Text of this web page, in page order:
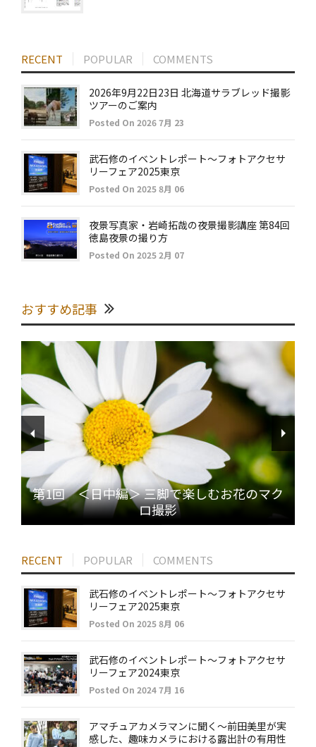
RECENT POPULAR COMMENTS
2026年9月22日23日 北海道サラブレッド撮影
ツアーのご案内
Posted On 2026 7月 23
武石修のイベントレポート～フォトアクセサ
リーフェア2025東京
Posted On 2025 8月 06
夜景写真家・岩崎拓哉の夜景撮影講座 第84回
徳島夜景の撮り方
Posted On 2025 2月 07
おすすめ記事
第1回 ＜日中編＞ 三脚で楽しむお花のマク
ロ撮影
RECENT POPULAR COMMENTS
武石修のイベントレポート～フォトアクセサ
リーフェア2025東京
Posted On 2025 8月 06
武石修のイベントレポート～フォトアクセサ
リーフェア2024東京
Posted On 2024 7月 16
アマチュアカメラマンに聞く～前田美里が実
感した、趣味カメラにおける露出計の有用性